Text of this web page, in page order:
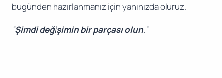
bugünden hazırlanmanız için yanınızda oluruz.
“Şimdi değişimin bir parçası olun.”